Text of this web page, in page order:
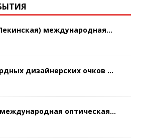
международная...
дизайнерских очков ...
оптическая...